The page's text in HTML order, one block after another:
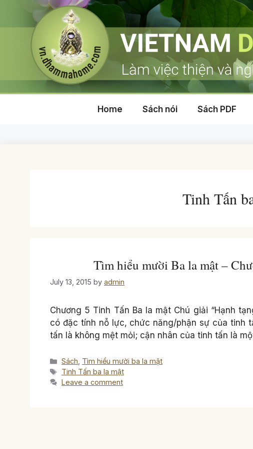
Home Sách nói Sách PDF
Tinh Tấn
Tìm hiểu mười Ba la mật –
July 13, 2015 by admin
Chương 5 Tinh Tấn Ba la mật Chú giải “Hạnh
có đặc tính nỗ lực, chức năng/phận sự của tinh
tấn là không mệt mỏi; cận nhân của tinh tấn là
Categories
Sách, Tìm hiểu mười ba la mật
Tags
Tinh Tấn ba la mật
Leave a comment